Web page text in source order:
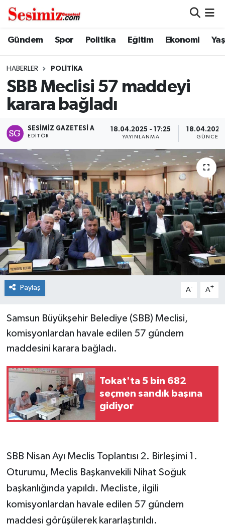
Gündem Spor Politika Eğitim Ekonomi
HABERLER POLITIKA
SBB Meclisi 57 maddeyi
karara bağladı
SESIMIZ GAZETESI A
EDITÖR
18.04.2025 - 17:25
YAYINLANMA
Paylaş A- A+
Samsun Büyükşehir Belediye (SBB) Meclisi,
komisyonlardan havale edilen 57 gündem
maddesini karara bağladı.
Tokat'ta 5 bin 682
seçmen sandık başına
gidiyor
SBB Nisan Ayı Meclis Toplantısı 2. Birleşimi 1.
Oturumu, Meclis Başkanvekili Nihat Soğuk
başkanlığında yapıldı. Mecliste, ilgili
komisyonlardan havale edilen 57 gündem
maddesi görüşülerek kararlaştırıldı.
Dünya
Ekonomi
Gündem
Magazin
Politika
Sağlık
Spor
Teknoloji
Tokat Haberleri
Yaşam
Nöbetçi Eczaneler
Hava Durumu
Namaz Vakitleri
Trafik Durumu
Süper Lig Puan Durumu ve Fikstür
Tüm Manşetler
Son Dakika Haberleri
Haber Arşivi